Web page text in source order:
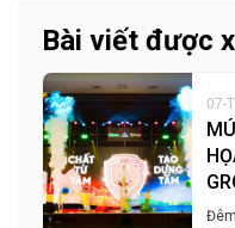
Bài viết được
07-